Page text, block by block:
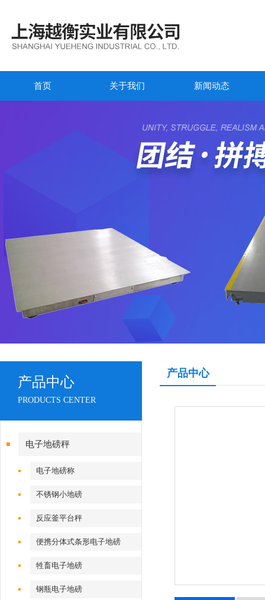
首页 关于我们 新闻动态
产品中心
PRODUCTS CENTER
电子地磅秤
电子地磅称
不锈钢小地磅
反应釜平台秤
便携分体式条形电子地磅
牲畜电子地磅
钢瓶电子地磅
产品中心